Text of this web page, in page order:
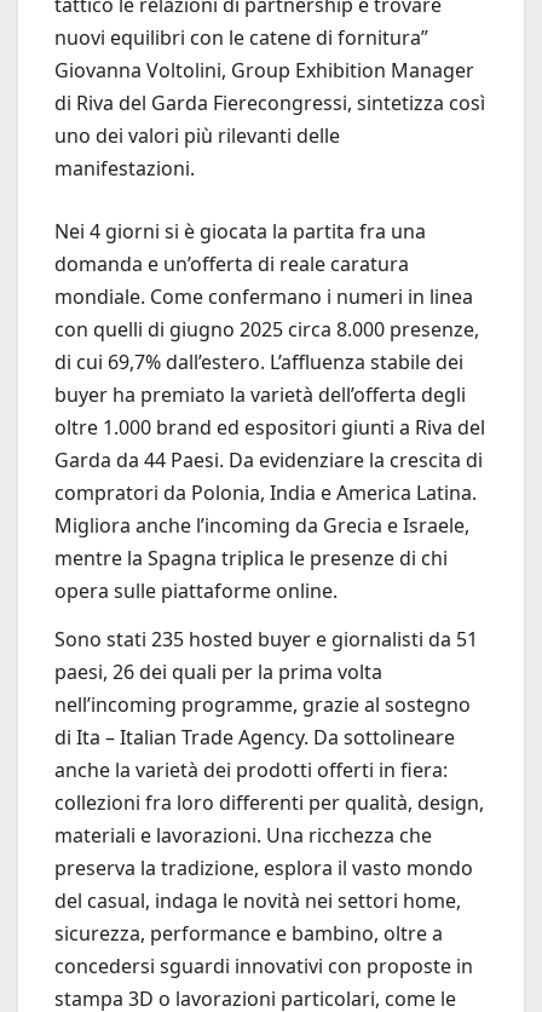
nuovi equilibri con le catene di fornitura”
Giovanna Voltolini, Group Exhibition Manager
di Riva del Garda Fierecongressi, sintetizza così
uno dei valori più rilevanti delle
manifestazioni.
Nei 4 giorni si è giocata la partita fra una
domanda e un’offerta di reale caratura
mondiale. Come confermano i numeri in linea
con quelli di giugno 2025 circa 8.000 presenze,
di cui 69,7% dall’estero. L’affluenza stabile dei
buyer ha premiato la varietà dell’offerta degli
oltre 1.000 brand ed espositori giunti a Riva del
Garda da 44 Paesi. Da evidenziare la crescita di
compratori da Polonia, India e America Latina.
Migliora anche l’incoming da Grecia e Israele,
mentre la Spagna triplica le presenze di chi
opera sulle piattaforme online.
Sono stati 235 hosted buyer e giornalisti da 51
paesi, 26 dei quali per la prima volta
nell’incoming programme, grazie al sostegno
di Ita – Italian Trade Agency. Da sottolineare
anche la varietà dei prodotti offerti in fiera:
collezioni fra loro differenti per qualità, design,
materiali e lavorazioni. Una ricchezza che
preserva la tradizione, esplora il vasto mondo
del casual, indaga le novità nei settori home,
sicurezza, performance e bambino, oltre a
concedersi sguardi innovativi con proposte in
stampa 3D o lavorazioni particolari, come le